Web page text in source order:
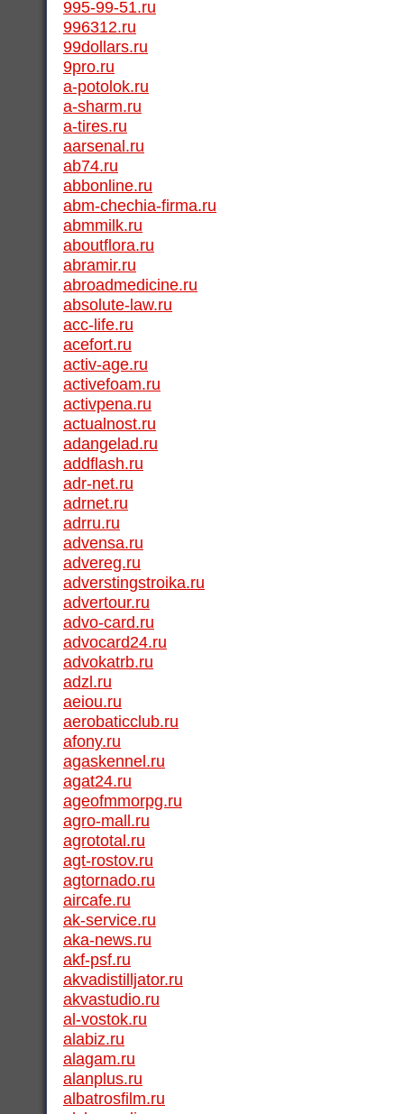
995-99-51.ru
996312.ru
99dollars.ru
9pro.ru
a-potolok.ru
a-sharm.ru
a-tires.ru
aarsenal.ru
ab74.ru
abbonline.ru
abm-chechia-firma.ru
abmmilk.ru
aboutflora.ru
abramir.ru
abroadmedicine.ru
absolute-law.ru
acc-life.ru
acefort.ru
activ-age.ru
activefoam.ru
activpena.ru
actualnost.ru
adangelad.ru
addflash.ru
adr-net.ru
adrnet.ru
adrru.ru
advensa.ru
advereg.ru
adverstingstroika.ru
advertour.ru
advo-card.ru
advocard24.ru
advokatrb.ru
adzl.ru
aeiou.ru
aerobaticclub.ru
afony.ru
agaskennel.ru
agat24.ru
ageofmmorpg.ru
agro-mall.ru
agrototal.ru
agt-rostov.ru
agtornado.ru
aircafe.ru
ak-service.ru
aka-news.ru
akf-psf.ru
akvadistilljator.ru
akvastudio.ru
al-vostok.ru
alabiz.ru
alagam.ru
alanplus.ru
albatrosfilm.ru